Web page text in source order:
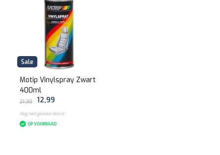
Sale
Motip Vinylspray Zwart
400ml
21,30 12,99
Nog niet gewaardeerd
OP VOORRAAD